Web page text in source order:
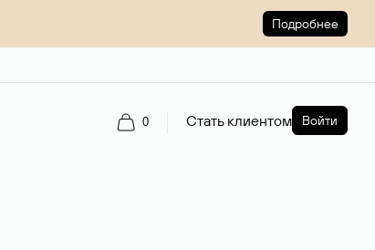
Подробнее
0 Стать клиентом Войти